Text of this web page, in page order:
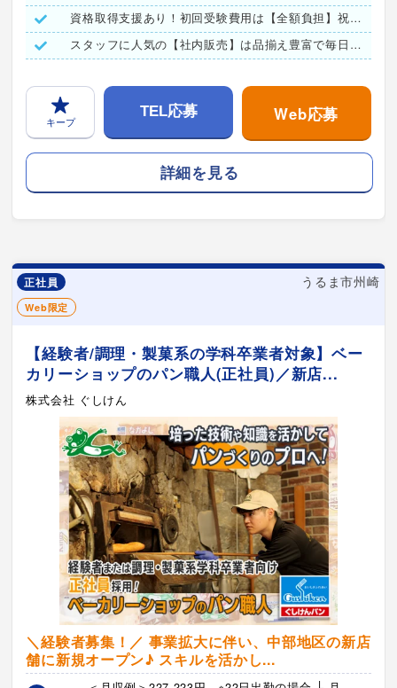
資格取得支援あり！初回受験費用は【全額負担】祝い金も有ります
スタッフに人気の【社内販売】は品揃え豊富で毎日が楽しみ♪
キープ
TEL応募 Web応募
詳細を見る
正社員 うるま市州崎
Web限定
【経験者/調理・製菓系の学科卒業者対象】ベー
カリーショップのパン職人(正社員)／新店...
株式会社 ぐしけん
＼経験者募集！／ 事業拡大に伴い、中部地区の新店
舗に新規オープン♪ スキルを活かし...